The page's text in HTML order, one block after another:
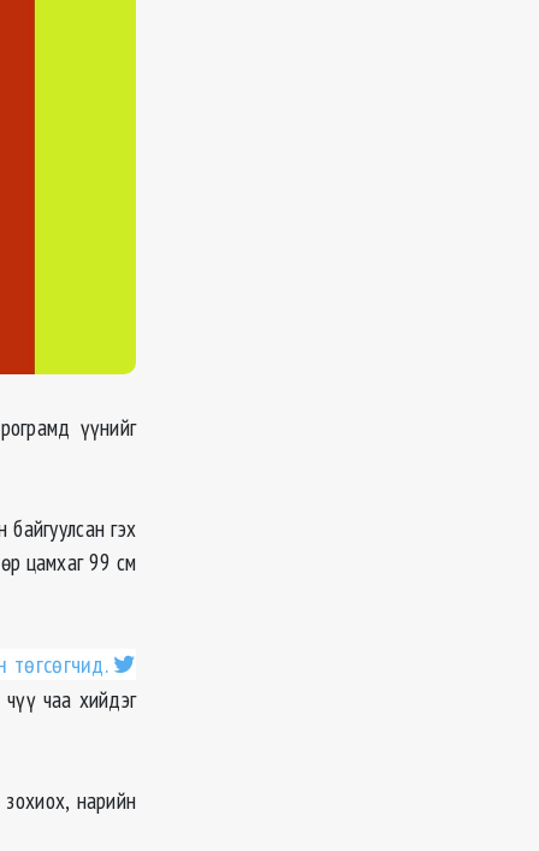
үүнийг
гэх
цамхаг 99 см
төгсөгчид.
чаа хийдэг
зохиох, нарийн